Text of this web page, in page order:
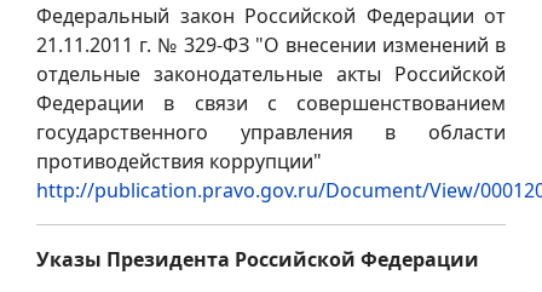
Федеральный закон Российской Федерации от
21.11.2011 г. № 329-ФЗ "О внесении изменений в
отдельные законодательные акты Российской
Федерации в связи с совершенствованием
государственного управления в области
противодействия коррупции"
http://publication.pravo.gov.ru/Document/View/
Указы Президента Российской Федерации